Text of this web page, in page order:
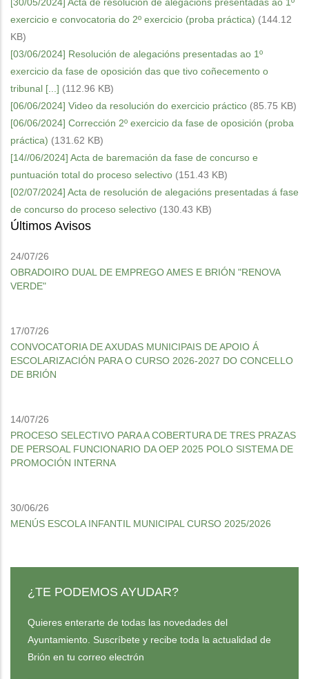
exercicio e convocatoria do 2º exercicio (proba práctica) (144.12
KB)
[03/06/2024] Resolución de alegacións presentadas ao 1º
exercicio da fase de oposición das que tivo coñecemento o
tribunal [...] (112.96 KB)
[06/06/2024] Video da resolución do exercicio práctico (85.75 KB)
[06/06/2024] Corrección 2º exercicio da fase de oposición (proba
práctica) (131.62 KB)
[14//06/2024] Acta de baremación da fase de concurso e
puntuación total do proceso selectivo (151.43 KB)
[02/07/2024] Acta de resolución de alegacións presentadas á fase
de concurso do proceso selectivo (130.43 KB)
Últimos Avisos
24/07/26
OBRADOIRO DUAL DE EMPREGO AMES E BRIÓN "RENOVA
VERDE"
17/07/26
CONVOCATORIA DE AXUDAS MUNICIPAIS DE APOIO Á
ESCOLARIZACIÓN PARA O CURSO 2026-2027 DO CONCELLO
DE BRIÓN
14/07/26
PROCESO SELECTIVO PARA A COBERTURA DE TRES PRAZAS
DE PERSOAL FUNCIONARIO DA OEP 2025 POLO SISTEMA DE
PROMOCIÓN INTERNA
30/06/26
MENÚS ESCOLA INFANTIL MUNICIPAL CURSO 2025/2026
¿TE PODEMOS AYUDAR?
Quieres enterarte de todas las novedades del
Ayuntamiento. Suscríbete y recibe toda la actualidad de
Brión en tu correo electrón